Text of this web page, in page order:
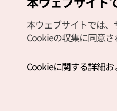
サイトエラー報告
公式メ
本ウェブサイトでは、
Cookieの収集に同意
Cookieに関する詳細